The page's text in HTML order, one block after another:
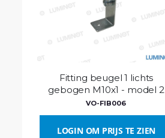
Fitting beugel 1 lichts
gebogen M10x1 - model 2
VO-FIB006
LOGIN OM PRIJS TE ZIEN